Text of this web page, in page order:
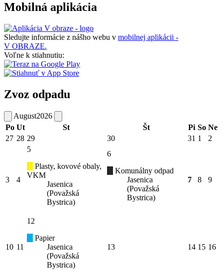
Mobilná aplikácia
Sledujte informácie z nášho webu v mobilnej aplikácii -
V OBRAZE.
Voľne k stiahnutiu:
Zvoz odpadu
August2026
Po Ut St Št Pi So Ne
27 28 29 30 31 1 2
3 4
5
Plasty, kovové obaly,
VKM
Jasenica
(Považská
Bystrica)
6
Komunálny odpad
Jasenica
(Považská
Bystrica)
7 8 9
10 11
12
Papier
Jasenica
(Považská
Bystrica)
13 14 15 16